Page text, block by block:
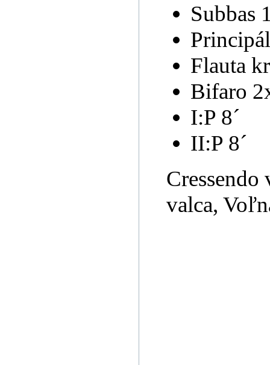
Subbas
Flauta
Bifaro
I:P 8´
II:P 8´
valca,